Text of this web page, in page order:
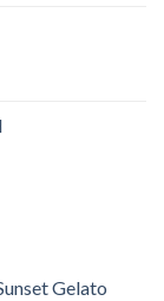
Gelato